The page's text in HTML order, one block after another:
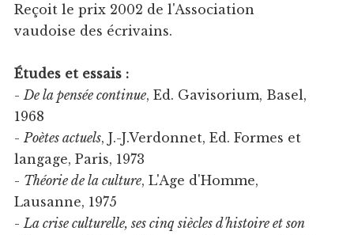
Reçoit le prix 2002 de l'Association
vaudoise des écrivains.
Études et essais :
- De la pensée continue, Ed. Gavisorium, Basel,
1968
- Poètes actuels, J.-J.Verdonnet, Ed. Formes et
langage, Paris, 1973
- Théorie de la culture, L'Age d'Homme,
Lausanne, 1975
- La crise culturelle, ses cinq siècles d'histoire et son